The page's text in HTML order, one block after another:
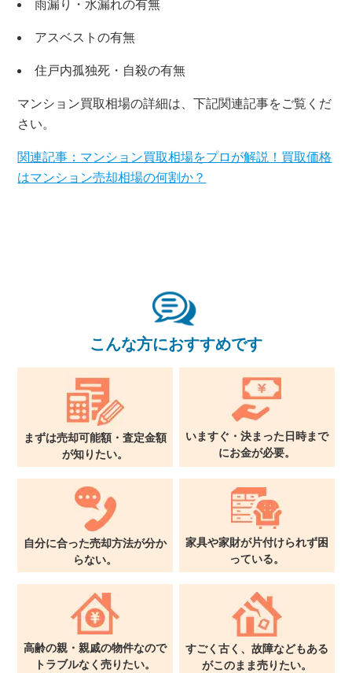
×
無料査定・売却相談
東京本社 0120-900-881
雨漏り・水漏れの有無
アスベストの有無
住戸内孤独死・自殺の有無
マンション買取相場の詳細は、下記関連記事をご覧くだ
さい。
関連記事：マンション買取相場をプロが解説！買取価格
はマンション売却相場の何割か？
こんな方におすすめです
まずは売却可能額・査定金額
が知りたい。
いますぐ・決まった日時まで
にお金が必要。
自分に合った売却方法が分か
らない。
家具や家財が片付けられず困
っている。
高齢の親・親戚の物件なので
トラブルなく売りたい。
すごく古く、故障などもある
がこのまま売りたい。